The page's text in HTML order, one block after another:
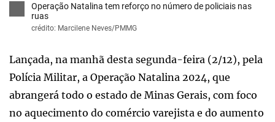
Operação Natalina tem reforço no número de policiais nas
ruas
crédito: Marcilene Neves/PMMG
Lançada, na manhã desta segunda-feira (2/12), pela
Polícia Militar, a Operação Natalina 2024, que
abrangerá todo o estado de Minas Gerais, com foco
no aquecimento do comércio varejista e do aumento